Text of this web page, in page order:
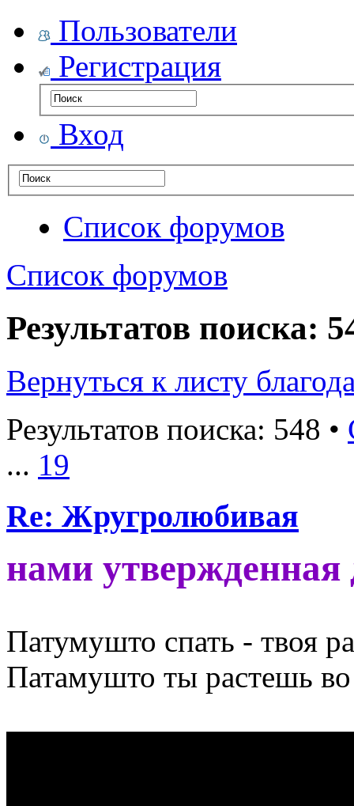
Пользователи
Регистрация
Вход
Список форумов
Список форумов
Результатов поиска:
Вернуться к листу
Результатов поиска: 548 •
... 19
Re: Жругролюбивая
нами
Патумушто спать - твоя
Патамушто ты растешь